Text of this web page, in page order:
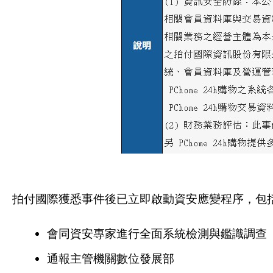
拍付國際獲悉事件後已立即啟動資安應變程序，包
會同資安專家進行全面系統檢測與鑑識調查
通報主管機關數位發展部